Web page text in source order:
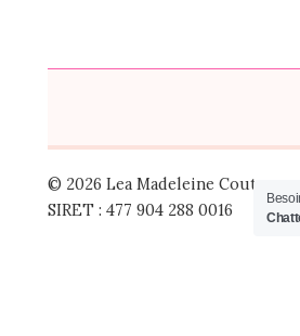
© 2026 Lea Madeleine Couture
SIRET : 477 904 288 0016